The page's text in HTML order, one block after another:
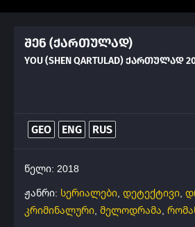
შენ (ქართულად)
YOU (SHEN QARTULAD) ᲥᲐᲠᲗᲣᲚᲐᲓ
GEO ENG RUS
წელი: 2018
ჟანრი: სერიალები, დეტექტივი,
კრიმინალური, მელოდრამა,